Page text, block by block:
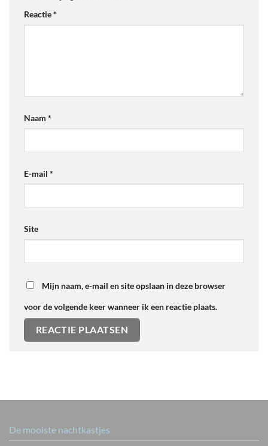
Reactie*
Naam *
E-mail *
Site
Mijn naam, e-mail en site opslaan in deze browser
voor de volgende keer wanneer ik een reactie plaats.
De mooiste nachtkastjes